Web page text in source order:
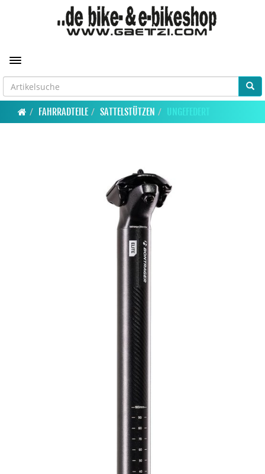
Toggle navigation
FAHRRADTEILE SATTELSTÜTZEN UNGEFEDERT